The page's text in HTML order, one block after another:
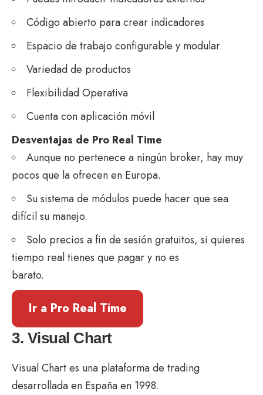
Código abierto para crear indicadores
Espacio de trabajo configurable y modular
Variedad de productos
Flexibilidad Operativa
Cuenta con aplicación móvil
Desventajas de Pro Real Time
Aunque no pertenece a ningún broker, hay muy
pocos que la ofrecen en Europa.
Su sistema de módulos puede hacer que sea
difícil su manejo.
Solo precios a fin de sesión gratuitos, si quieres
tiempo real tienes que pagar y no es
barato.
Ir a Pro Real Time
3. Visual Chart
Visual Chart es una plataforma de trading
desarrollada en España en 1998.